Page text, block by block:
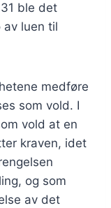
ble det
luen til
medføre
som vold. I
vold at en
kraven, idet
og som
av det